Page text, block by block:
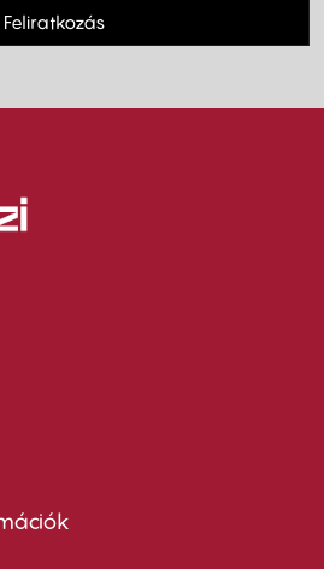
Feliratkozás